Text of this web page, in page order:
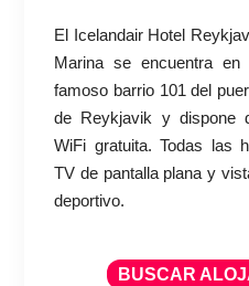
El Icelandair Hotel
Marina se encuentra en
famoso barrio 101 del
de Reykjavik y dispone
WiFi gratuita. Todas las
TV de pantalla plana y
deportivo.
BUSCAR